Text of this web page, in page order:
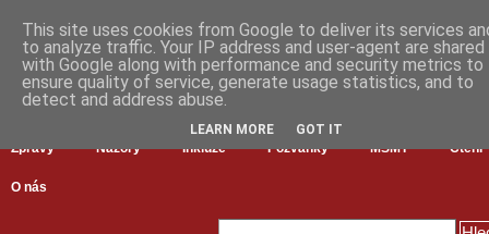
Zprávy Názory Inkluze Pozvánky MŠMT Čtení
O nás
This site uses cookies from Google to deliver its services
to analyze traffic. Your IP address and user-agent are shared
with Google along with performance and security metrics to
ensure quality of service, generate usage statistics, and to
detect and address abuse.
LEARN MORE GOT IT